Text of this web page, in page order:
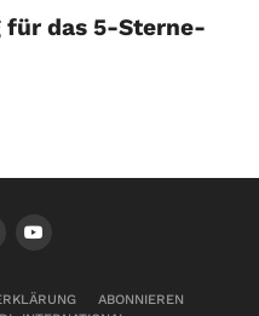
für das 5-Sterne-
ABONNIEREN